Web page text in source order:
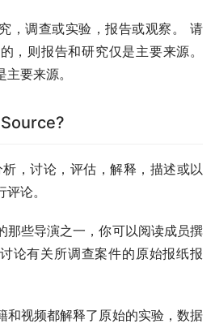
，调查或实验，报告或观察。 请
，则报告和研究仅是主要来源。
要来源。
，讨论，评估，解释，描述或以
论。
那些导演之一，你可以阅读成员撰
论有关所调查案件的原始报纸报
和视频都解释了原始的实验，数据